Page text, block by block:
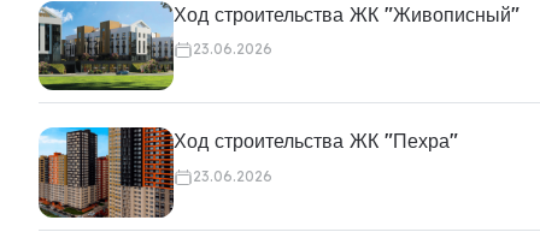
Ход строительства ЖК "Живописный"
23.06.2026
Ход строительства ЖК "Пехра"
23.06.2026